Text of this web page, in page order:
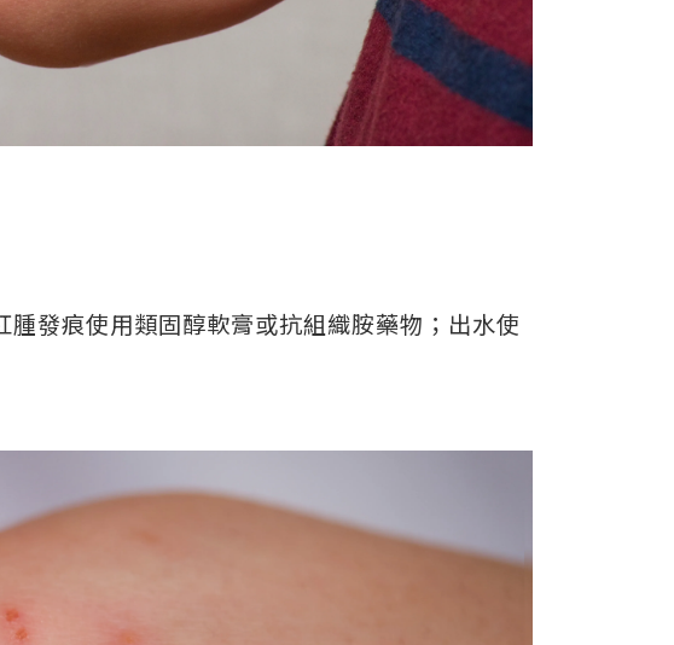
發痕使用類固醇軟膏或抗組織胺藥物；出水使